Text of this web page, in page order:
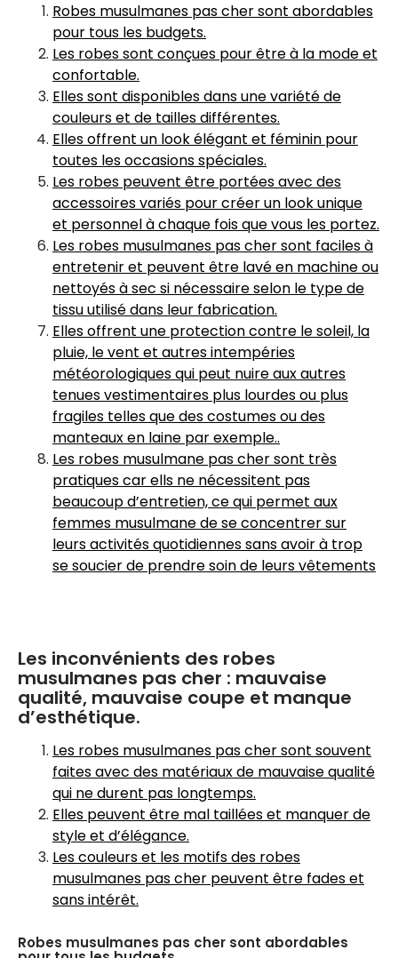
Robes musulmanes pas cher sont abordables
pour tous les budgets.
Les robes sont conçues pour être à la mode et
confortable.
Elles sont disponibles dans une variété de
couleurs et de tailles différentes.
Elles offrent un look élégant et féminin pour
toutes les occasions spéciales.
Les robes peuvent être portées avec des
accessoires variés pour créer un look unique
et personnel à chaque fois que vous les portez.
Les robes musulmanes pas cher sont faciles à
entretenir et peuvent être lavé en machine ou
nettoyés à sec si nécessaire selon le type de
tissu utilisé dans leur fabrication.
Elles offrent une protection contre le soleil, la
pluie, le vent et autres intempéries
météorologiques qui peut nuire aux autres
tenues vestimentaires plus lourdes ou plus
fragiles telles que des costumes ou des
manteaux en laine par exemple..
Les robes musulmane pas cher sont très
pratiques car ells ne nécessitent pas
beaucoup d’entretien, ce qui permet aux
femmes musulmane de se concentrer sur
leurs activités quotidiennes sans avoir à trop
se soucier de prendre soin de leurs vêtements
Les inconvénients des robes
musulmanes pas cher : mauvaise
qualité, mauvaise coupe et manque
d’esthétique.
Les robes musulmanes pas cher sont souvent
faites avec des matériaux de mauvaise qualité
qui ne durent pas longtemps.
Elles peuvent être mal taillées et manquer de
style et d’élégance.
Les couleurs et les motifs des robes
musulmanes pas cher peuvent être fades et
sans intérêt.
Robes musulmanes pas cher sont abordables